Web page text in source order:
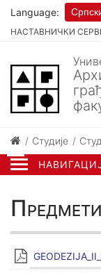
НАСТАВНИЧКИ
Language:
Студије
Предмети